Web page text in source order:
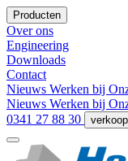
Producten
Over ons
Engineering
Downloads
Contact
Nieuws Werken bij
Nieuws Werken bij
0341 27 88 30